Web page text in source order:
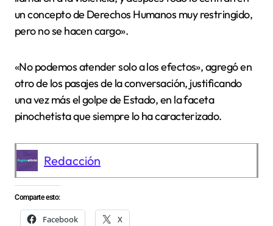
un concepto de Derechos Humanos muy restringido,
pero no se hacen cargo».
«No podemos atender solo a los efectos», agregó en
otro de los pasajes de la conversación, justificando
una vez más el golpe de Estado, en la faceta
pinochetista que siempre lo ha caracterizado.
Redacción
Comparte esto:
Facebook X